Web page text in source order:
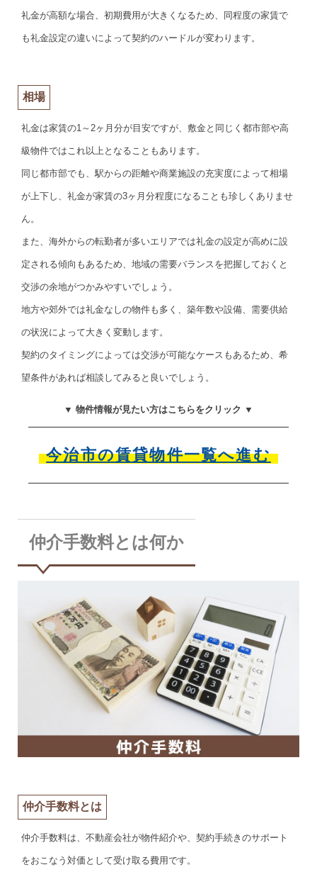
礼金が高額な場合、初期費用が大きくなるため、同程度の家賃で
も礼金設定の違いによって契約のハードルが変わります。
相場
礼金は家賃の1～2ヶ月分が目安ですが、敷金と同じく都市部や高
級物件ではこれ以上となることもあります。
同じ都市部でも、駅からの距離や商業施設の充実度によって相場
が上下し、礼金が家賃の3ヶ月分程度になることも珍しくありませ
ん。
また、海外からの転勤者が多いエリアでは礼金の設定が高めに設
定される傾向もあるため、地域の需要バランスを把握しておくと
交渉の余地がつかみやすいでしょう。
地方や郊外では礼金なしの物件も多く、築年数や設備、需要供給
の状況によって大きく変動します。
契約のタイミングによっては交渉が可能なケースもあるため、希
望条件があれば相談してみると良いでしょう。
▼ 物件情報が見たい方はこちらをクリック ▼
今治市の賃貸物件一覧へ進む
仲介手数料とは何か
仲介手数料とは
仲介手数料は、不動産会社が物件紹介や、契約手続きのサポート
をおこなう対価として受け取る費用です。